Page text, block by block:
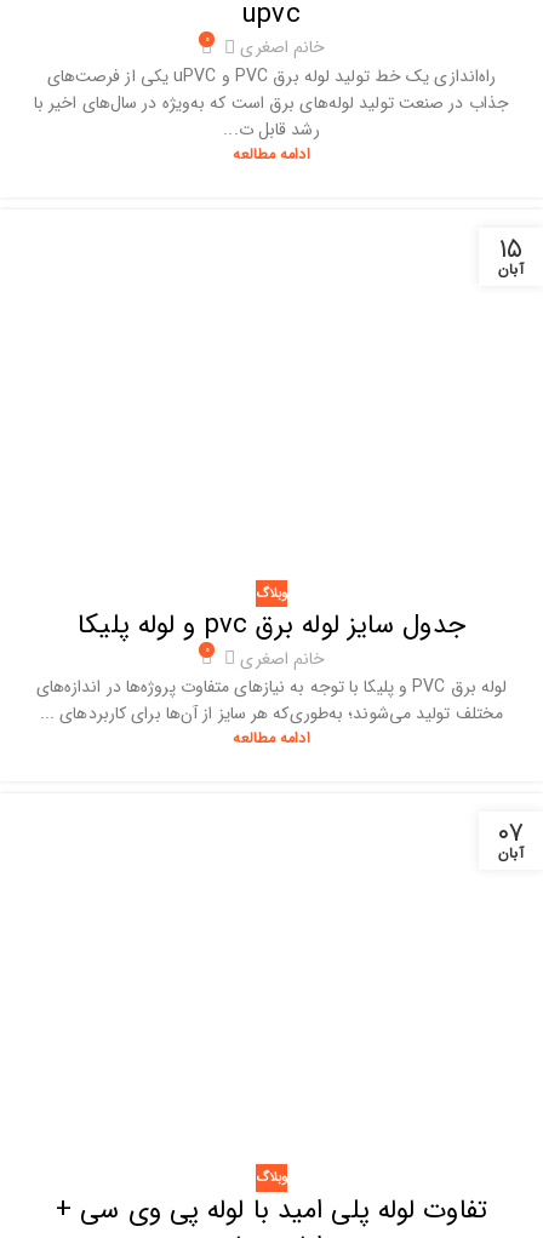
upvc
خانم اصغری ۰
راه‌اندازی یک خط تولید لوله برق PVC و uPVC یکی از فرصت‌های
جذاب در صنعت تولید لوله‌های برق است که به‌ویژه در سال‌های اخیر با
رشد قابل ت...
ادامه مطالعه
۱۵
آبان
وبلاگ
جدول سایز لوله برق pvc و لوله پلیکا
خانم اصغری ۰
لوله‌ برق PVC و پلیکا با توجه به نیازهای متفاوت پروژه‌ها در اندازه‌های
مختلف تولید می‌شوند؛ به‌طوری‌که هر سایز از آن‌ها برای کاربردهای ...
ادامه مطالعه
۰۷
آبان
وبلاگ
تفاوت لوله پلی امید با لوله پی وی سی +